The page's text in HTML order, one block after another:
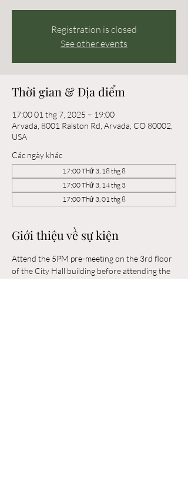
Registration is closed
See other events
Thời gian & Địa điểm
17:00 01 thg 7, 2025 – 19:00
Arvada, 8001 Ralston Rd, Arvada, CO 80002,
USA
Các ngày khác
17:00 Thứ 3, 18 thg 8
17:00 Thứ 3, 14 thg 3
17:00 Thứ 3, 01 thg 8
Giới thiệu về sự kiện
Attend the 5PM pre-meeting on the 3rd floor
of the City Hall building before attending the